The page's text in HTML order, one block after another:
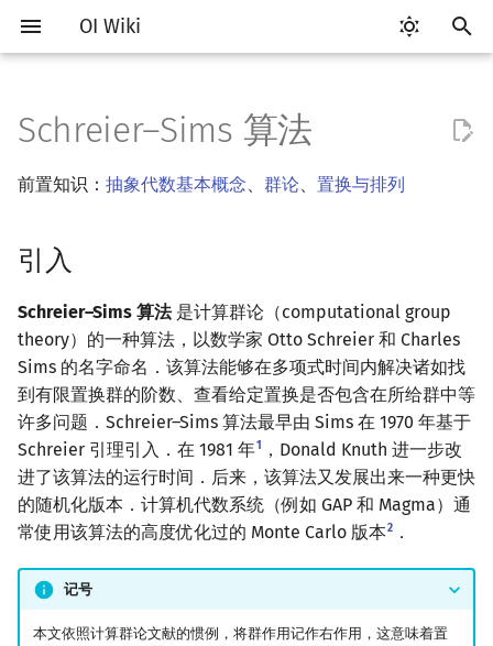
OI Wiki
开
搜
索
Getting Started
如何参与
OI Wiki 不是什么
格式手册
数学符号表
F.A.Q.
镜像站列表
致谢
比赛相关简介 OI 赛事与赛制
题型
题型概述
学习路线
学习资源
技巧
读入、输出优化
常见技巧
出题
工具软件简介 Vim
Atom
Eclipse
Notepad++
Kate
Dev-C++
Geany
评测工具
评测工具简介
CCR Plus
Lemon
命令行
命令行编译与调试
编译器
WSL (Windows 10)
Special Judge
Testlib
Testlib 简介
Validator
Interactor
Checker
Polygon
语言基础简介 Hello, World!
运算
流程控制语句
高级数据类型
函数
文件操作
C++ 标准库
C++ 标准库简介
bitset
string
pair
C++ 进阶
类
重载运算符
引用
常量
新版 C++ 特性
Lambda 表达式
编译优化
C++ 与其他常用语言的区别
Pascal 转 C++ 急救
Python 速成
Java 速成
Java 进阶
算法基础简介 复杂度简介
枚举
模拟
递归 & 分治
贪心
排序
排序简介
插入排序
计数排序
基数排序
快速排序
归并排序
桶排序
前缀和 & 差分
二分
倍增
搜索部分简介
BFS（搜索）
双向搜索
启发式搜索
A*
迭代加深搜索
IDA*
回溯法
Dancing Links
动态规划部分简介
记忆化搜索
背包 DP
区间 DP
DAG 上的 DP
树形 DP
状压 DP
数位 DP
插头 DP
DP 优化简介
四边形不等式优化
Slope Trick 优化
WQS 二分
状态设计优化
字符串部分简介
标准库
字符串匹配
字符串哈希
字典树 (Trie)
前缀函数与 KMP 算法
Boyer–Moore 算法
Z 函数（扩展 KMP）
AC 自动机
后缀数组简介
数字系统简介
平衡三进制
格雷码
数论基础
素数
最大公约数
欧拉函数
筛法
分解质因数
裴蜀定理 & 一次不定方程
费马小定理 & 欧拉定理
模逆元
多项式与生成函数简介
快速傅里叶变换
快速数论变换
快速沃尔什变换
Chirp Z 变换
多项式牛顿迭代
多项式多点求值|快速插值
多项式初等函数
常系数齐次线性递推
排列组合
容斥原理
斐波那契数列
错位排列
卡特兰数
斯特林数
贝尔数
伯努利数
Entringer Number
线性代数简介
内积和外积
矩阵
初等变换
行列式
线性空间
线性基
线性映射
特征多项式
线性规划基础
引入
稳定化子链
基和强生成集
数据结构
应用
群的阶数
成员判定
轨道、陪集代表系和稳定化子
的计算
基本概念
随机变量
随机变量的数字特征
概率不等式
博弈论简介
零和游戏
非公平组合游戏
插值
高斯消元
牛顿迭代法
数据结构部分简介
队列
链表
哈希表
并查集
并查集
堆
堆简介
左偏树
块状数据结构
分块思想
树分块
Sqrt Tree
单调栈
单调队列
线段树基础
猫树
区间最值操作 & 区间历史
值
Kinetic Tournament Tree
二叉搜索树 & 平衡树
WBLT
替罪羊树
笛卡尔树
Size Balanced Tree
AVL 树
左偏红黑树
可持久化数据结构简介
可持久化平衡树
可持久化字典树
可持久化可并堆
线段树套线段树
树状数组套权值线段树
分块套树状数组
Link Cut Tree
Top Tree
图论部分简介
图的存储
DFS（图论）
BFS（图论）
树上问题
树基础
树的重心
最近公共祖先
树链剖分
树上启发式合并
虚树
动态树分治
有向无环图
拓扑排序
最短路问题
最短路
同余最短路
生成树问题
最小生成树
强连通分量
圆方树
点/边连通度
网络流简介
费用流
上下界网络流
Stoer–Wagner 算法
图匹配
一般图最大匹配
一般图最大权匹配
稳定匹配
计算几何部分简介
三维计算几何基础
距离
Pick 定理
三角剖分
凸包
扫描线
旋转卡壳
半平面交
杂项简介
双指针
离线算法
离线算法简介
莫队算法
分数规划
随机化
随机函数
模拟退火
悬线法
有限状态自动机
计算理论基础
字节顺序
RMQ
括号序列
线段树与离线询问
Schreier–Sims 算法
前置知识： 抽象代数基本概念、 群论、 置换与排列
引入
Schreier–Sims 算法是计算群论（computational group
theory）的一种算法，以数学家 Otto Schreier 和 Charles
Sims 的名字命名．该算法能够在多项式时间内解决诸如找
到有限置换群的阶数、查看给定置换是否包含在所给群中等
许多问题．Schreier–Sims 算法最早由 Sims 在 1970 年基于
Schreier 引理引入．在 1981 年1
，Donald Knuth 进一步改
进了该算法的运行时间．后来，该算法又发展出来一种更快
的随机化版本．计算机代数系统（例如 GAP 和 Magma）通
常使用该算法的高度优化过的 Monte Carlo 版本2 ．
记号
本文依照计算群论文献的惯例，将群作用记作右作用，这意味着置